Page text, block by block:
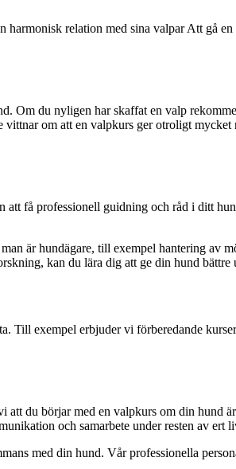
relation med sina valpar Att gå
Om du nyligen har skaffat en valp
om att en valpkurs ger otroligt
få professionell guidning och råd i ditt
är hundägare, till exempel hantering av
kan du lära dig att ge din hund
Till exempel erbjuder vi förberedande
du börjar med en valpkurs om din hund
och samarbete under resten av ert
med din hund. Vår professionella